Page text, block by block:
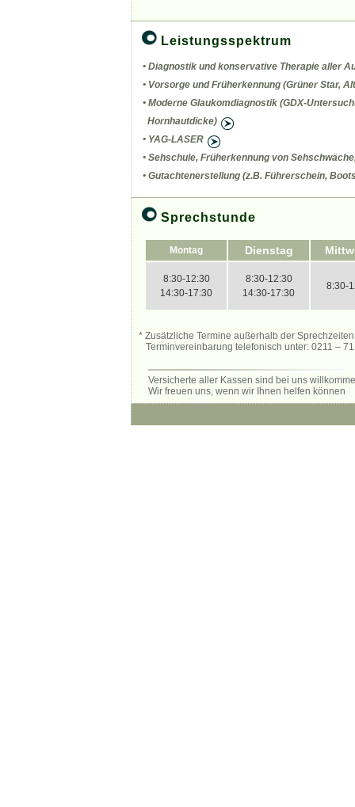
• Diagnostik und konservative Therapie aller
• Vorsorge und Früherkennung (Grüner Star,
• Moderne Glaukomdiagnostik (GDX-
Hornhautdicke)
• YAG-LASER
• Sehschule, Früherkennung von
• Gutachtenerstellung (z.B. Führerschein,
Leistungsspektrum
Sprechstunde
Montag Dienstag
8:30-12:30
14:30-17:30
8:30-12:30
14:30-17:30
8:30-
* Zusätzliche Termine außerhalb der
Terminvereinbarung telefonisch unter: 0211 –
Versicherte aller Kassen sind bei uns
Wir freuen uns, wenn wir Ihnen helfen können